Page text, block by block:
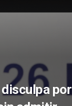
por